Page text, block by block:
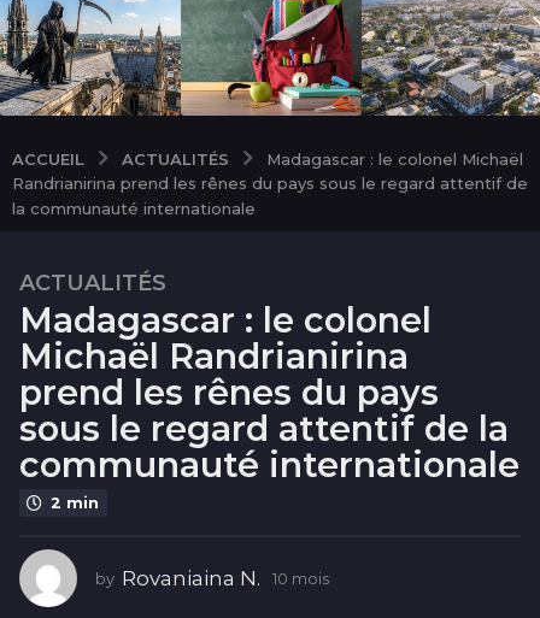
ACCUEIL ACTUALITÉS
Madagascar : le colonel Michaël
Randrianirina prend les rênes du pays sous le regard attentif de
la communauté internationale
1
0
m
o
s
1
m
i
s
ACTUALITÉS
Madagascar : le colonel
Michaël Randrianirina
prend les rênes du pays
sous le regard attentif de la
communauté internationale
2 min
by Rovaniaina N. 10 mois